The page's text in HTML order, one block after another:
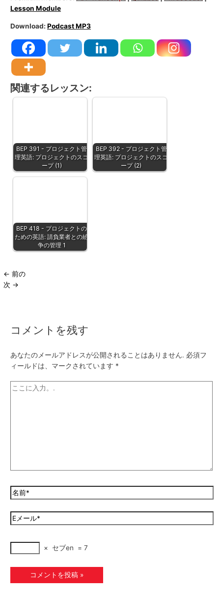
Lesson Module
Download:Podcast MP3
関連するレッスン:
BEP 391 - プロジェクト管
理英語: プロジェクトのスコ
ープ (1)
BEP 392 - プロジェクト管
理英語: プロジェクトのスコ
ープ (2)
BEP 418 - プロジェクトの
ための英語: 請負業者との紛
争の管理 1
← 前の
次 →
コメントを残す
あなたのメールアドレスが公開されることはありません. 必須フ
ィールドは、マークされています *
× セブen = 7